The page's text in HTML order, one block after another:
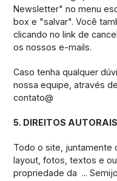
Newsletter" no menu
box e "salvar". Você
clicando no link de
os nossos e-mails.
Caso tenha qualquer
nossa equipe, através
contato@
5. DIREITOS AUTORAIS
Todo o site, juntamente
layout, fotos, textos e
propriedade da ...